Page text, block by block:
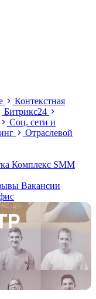
Контекстная
Битрикс24
Соц. сети и
Отраслевой
Комплекс SMM
Вакансии